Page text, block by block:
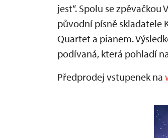
jest“. Spolu se
původní písně skladatele
Quartet a pianem.
podívaná, která pohladí
Předprodej vstupenek na